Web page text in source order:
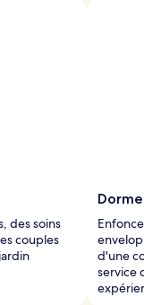
des soins
couples
d'une
service